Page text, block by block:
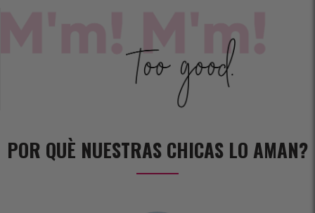
POR QUÈ NUESTRAS CHICAS LO AMAN?